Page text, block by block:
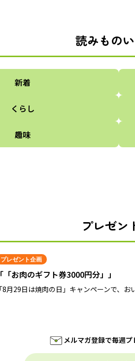
読みもの
新着
くらし
趣味
プレゼン
プレゼント企画
「「お肉のギフト券3000円分」」
「8月29日は焼肉の日」キャンペーンで、
メルマガ登録で毎週